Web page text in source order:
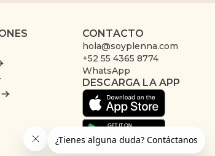
CONTACTO
hola@soyplenna.com
+52 55 4365 8774
WhatsApp
DESCARGA LA APP